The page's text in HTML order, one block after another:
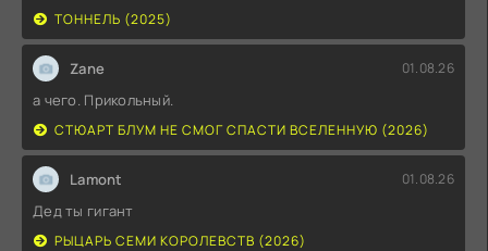
ТОННЕЛЬ (2025)
Zane 01.08.26
а чего. Прикольный.
СТЮАРТ БЛУМ НЕ СМОГ СПАСТИ ВСЕЛЕННУЮ (2026)
Lamont 01.08.26
Дед ты гигант
РЫЦАРЬ СЕМИ КОРОЛЕВСТВ (2026)